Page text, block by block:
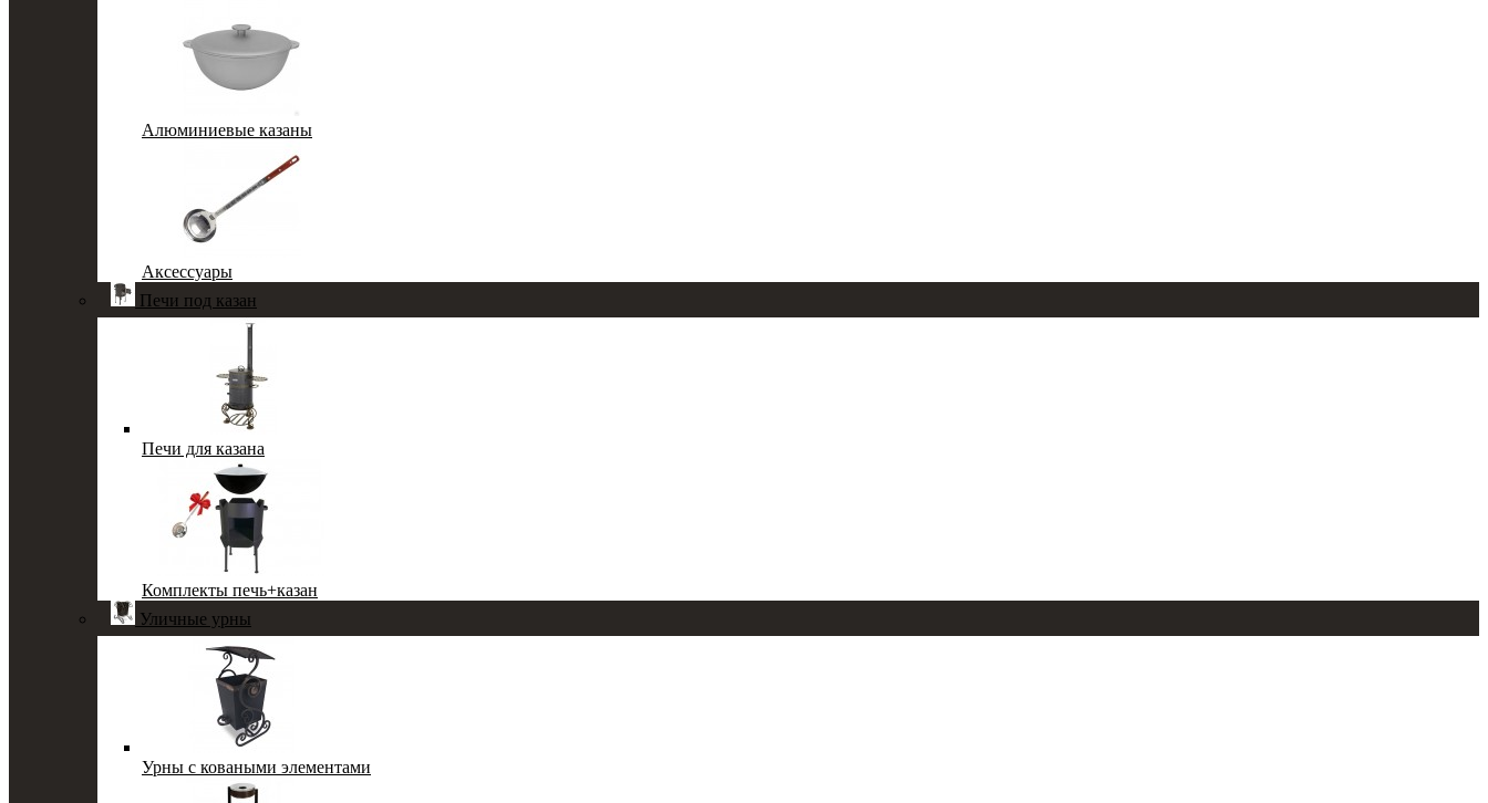
Алюминиевые казаны
Аксессуары
Печи под казан
Печи для казана
Комплекты печь+казан
Уличные урны
Урны с коваными элементами